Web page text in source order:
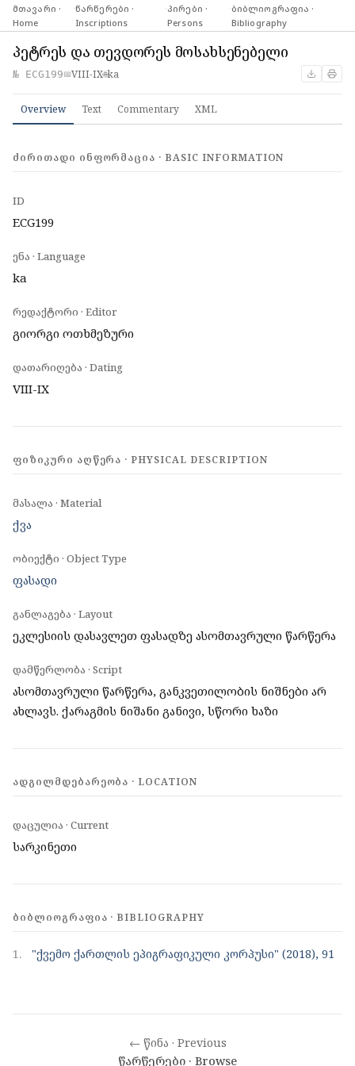
მთავარი ·
Home
·წარწერები ·
Inscriptions
·პირები ·
Persons
·ბიბლიოგრაფია ·
Bibliography
პეტრეს და თევდორეს მოსახსენებელი
№ ECG199📅VIII-IX🌐ka
Overview Text Commentary XML
ᲫᲘᲠᲘᲗᲐᲓᲘ ᲘᲜᲤᲝᲠᲛᲐᲪᲘᲐ · BASIC INFORMATION
ID
ECG199
ენა · Language
ka
რედაქტორი · Editor
გიორგი ოთხმეზური
დათარიღება · Dating
VIII-IX
ᲤᲘᲖᲘᲙᲣᲠᲘ ᲐᲦᲬᲔᲠᲐ · PHYSICAL DESCRIPTION
მასალა · Material
ქვა
ობიექტი · Object Type
ფასადი
განლაგება · Layout
ეკლესიის დასავლეთ ფასადზე ასომთავრული წარწერა
დამწერლობა · Script
ასომთავრული წარწერა, განკვეთილობის ნიშნები არ
ახლავს. ქარაგმის ნიშანი განივი, სწორი ხაზი
ᲐᲓᲒᲘᲚᲛᲓᲔᲑᲐᲠᲔᲝᲑᲐ · LOCATION
დაცულია · Current
სარკინეთი
ᲑᲘᲑᲚᲘᲝᲒᲠᲐᲤᲘᲐ · BIBLIOGRAPHY
1. "ქვემო ქართლის ეპიგრაფიკული კორპუსი" (2018), 91
← წინა · Previous
წარწერები · Browse